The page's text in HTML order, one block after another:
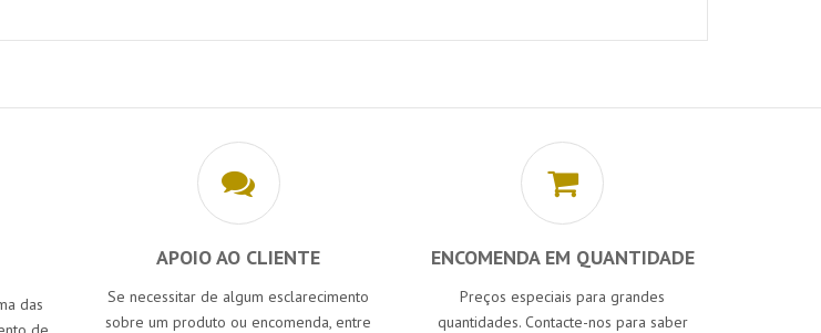
das
APOIO AO CLIENTE
Se necessitar de algum esclarecimento
sobre um produto ou encomenda, entre
ENCOMENDA EM QUANTIDADE
Preços especiais para grandes
quantidades. Contacte-nos para saber